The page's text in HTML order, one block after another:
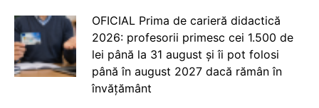
OFICIAL Prima de carieră didactică
2026: profesorii primesc cei 1.500 de
lei până la 31 august și îi pot folosi
până în august 2027 dacă rămân în
învățământ